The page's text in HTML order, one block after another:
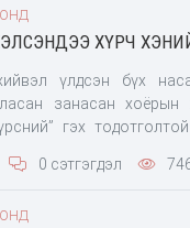
Би болоод миний
Өмнө нь би
даргаар
ХҮРЧ
үлдсэн бүх
занасан
гэх
нь хураах шийдвэр
П.Бадамханд,
0 сэтгэгдэл